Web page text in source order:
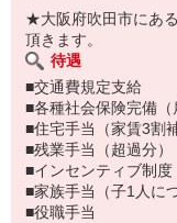
お客様の体の状態を
・ホームケアのアドバイ
自宅でできる簡単な
・受付・集客活動
店頭での案内、電話
・閉店作業
精算、片付け、1日の
★大阪府吹田市にあ
頂きます。
待遇
■交通費規定支給
■各種社会保険完備（
■住宅手当（家賃3割
■残業手当（超過分）
■インセンティブ制度
■家族手当（子1人に
■役職手当